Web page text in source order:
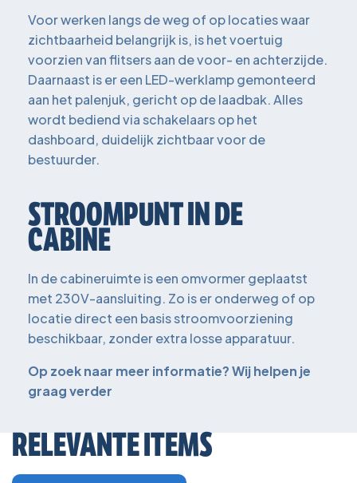
Voor werken langs de weg of op locaties waar
zichtbaarheid belangrijk is, is het voertuig
voorzien van flitsers aan de voor- en achterzijde.
Daarnaast is er een LED-werklamp gemonteerd
aan het palenjuk, gericht op de laadbak. Alles
wordt bediend via schakelaars op het
dashboard, duidelijk zichtbaar voor de
bestuurder.
STROOMPUNT IN DE
CABINE
In de cabineruimte is een omvormer geplaatst
met 230V-aansluiting. Zo is er onderweg of op
locatie direct een basis stroomvoorziening
beschikbaar, zonder extra losse apparatuur.
Op zoek naar meer informatie? Wij helpen je
graag verder
RELEVANTE ITEMS